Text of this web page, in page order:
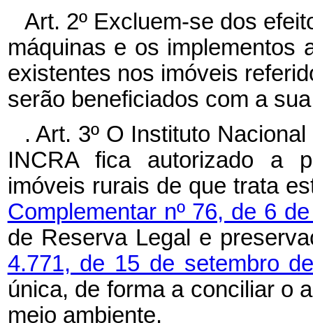
Art. 2º Excluem-se dos
máquinas e os implementos
existentes nos imóveis
serão beneficiados com a
. Art. 3º O Instituto
INCRA fica autorizado a
imóveis rurais de que trata
Complementar nº 76, de 6
de Reserva Legal e
4.771, de 15 de setembro
única, de forma a conciliar o
meio ambiente.